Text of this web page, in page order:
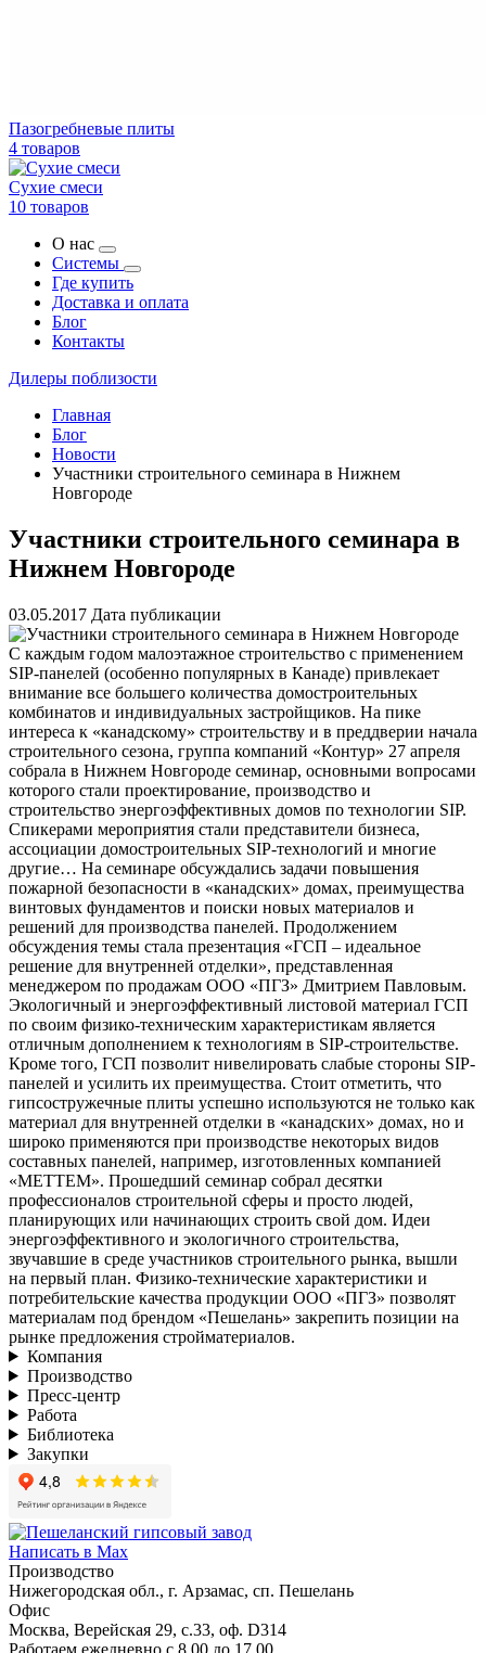
Пазогребневые плиты
4 товаров
Сухие смеси
10 товаров
О нас
Системы
Где купить
Доставка и оплата
Блог
Контакты
Дилеры поблизости
Главная
Блог
Новости
Участники строительного семинара в Нижнем
Новгороде
Участники строительного семинара в
Нижнем Новгороде
03.05.2017 Дата публикации
С каждым годом малоэтажное строительство с применением
SIP-панелей (особенно популярных в Канаде) привлекает
внимание все большего количества домостроительных
комбинатов и индивидуальных застройщиков. На пике
интереса к «канадскому» строительству и в преддверии начала
строительного сезона, группа компаний «Контур» 27 апреля
собрала в Нижнем Новгороде семинар, основными вопросами
которого стали проектирование, производство и
строительство энергоэффективных домов по технологии SIP.
Спикерами мероприятия стали представители бизнеса,
ассоциации домостроительных SIP-технологий и многие
другие… На семинаре обсуждались задачи повышения
пожарной безопасности в «канадских» домах, преимущества
винтовых фундаментов и поиски новых материалов и
решений для производства панелей. Продолжением
обсуждения темы стала презентация «ГСП – идеальное
решение для внутренней отделки», представленная
менеджером по продажам ООО «ПГЗ» Дмитрием Павловым.
Экологичный и энергоэффективный листовой материал ГСП
по своим физико-техническим характеристикам является
отличным дополнением к технологиям в SIP-строительстве.
Кроме того, ГСП позволит нивелировать слабые стороны SIP-
панелей и усилить их преимущества. Стоит отметить, что
гипсостружечные плиты успешно используются не только как
материал для внутренней отделки в «канадских» домах, но и
широко применяются при производстве некоторых видов
составных панелей, например, изготовленных компанией
«METTEM». Прошедший семинар собрал десятки
профессионалов строительной сферы и просто людей,
планирующих или начинающих строить свой дом. Идеи
энергоэффективного и экологичного строительства,
звучавшие в среде участников строительного рынка, вышли
на первый план. Физико-технические характеристики и
потребительские качества продукции ООО «ПГЗ» позволят
материалам под брендом «Пешелань» закрепить позиции на
рынке предложения стройматериалов.
Компания
Производство
Пресс-центр
Работа
Библиотека
Закупки
Написать в Max
Производство
Нижегородская обл., г. Арзамас, сп. Пешелань
Офис
Москва, Верейская 29, с.33, оф. D314
Работаем ежедневно с 8.00 до 17.00